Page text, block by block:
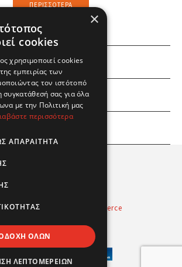
ΠΕΡΙΣΣΌΤΕΡΑ
ΕΜΕΙΣ
ΕΣΕΙΣ
byRadicode
nopCommerce
×
cookies
χρησιμοποιεί cookies
εμπειρίας των
τον ιστότοπό
συγκατάθεσή σας για όλα
με την Πολιτική μας
περισσότερα
ΑΠΑΡΑΊΤΗΤΑ
ΌΛΩΝ
ΛΕΠΤΟΜΕΡΕΙΏΝ